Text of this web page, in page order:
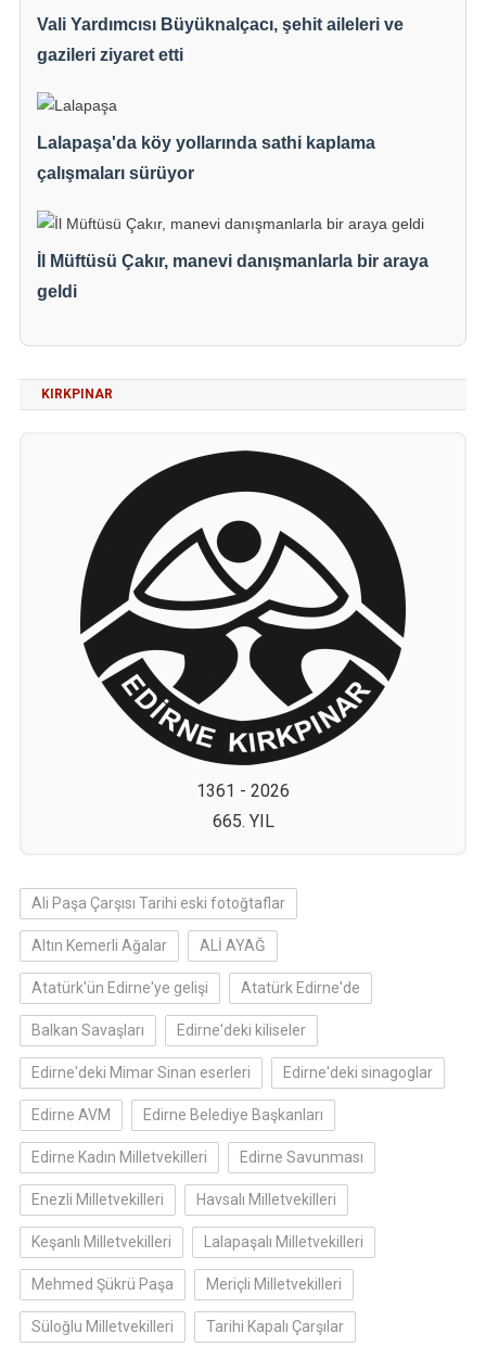
Vali Yardımcısı Büyüknalçacı, şehit aileleri ve
gazileri ziyaret etti
Lalapaşa'da köy yollarında sathi kaplama
çalışmaları sürüyor
İl Müftüsü Çakır, manevi danışmanlarla bir araya
geldi
KIRKPINAR
1361 - 2026
665. YIL
Ali Paşa Çarşısı Tarihi eski fotoğtaflar
Altın Kemerli Ağalar ALİ AYAĞ
Atatürk'ün Edirne'ye gelişi Atatürk Edirne'de
Balkan Savaşları Edirne'deki kiliseler
Edirne'deki Mimar Sinan eserleri Edirne'deki sinagoglar
Edirne AVM Edirne Belediye Başkanları
Edirne Kadın Milletvekilleri Edirne Savunması
Enezli Milletvekilleri Havsalı Milletvekilleri
Keşanlı Milletvekilleri Lalapaşalı Milletvekilleri
Mehmed Şükrü Paşa Meriçli Milletvekilleri
Süloğlu Milletvekilleri Tarihi Kapalı Çarşılar